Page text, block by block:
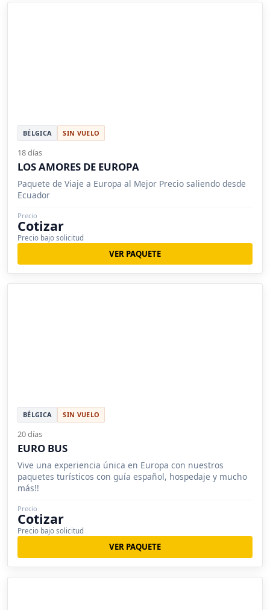
BÉLGICA SIN VUELO
18 días
LOS AMORES DE EUROPA
Paquete de Viaje a Europa al Mejor Precio saliendo desde
Ecuador
Precio
Cotizar
Precio bajo solicitud
VER PAQUETE
BÉLGICA SIN VUELO
20 días
EURO BUS
Vive una experiencia única en Europa con nuestros
paquetes turísticos con guía español, hospedaje y mucho
más!!
Precio
Cotizar
Precio bajo solicitud
VER PAQUETE